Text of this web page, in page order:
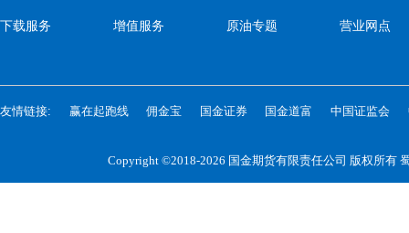
下载服务 增值服务 原油专题 营业网点
友情链接: 赢在起跑线 佣金宝 国金证券 国金道富 中国证监会
Copyright ©2018-2026 国金期货有限责任公司 版权所有